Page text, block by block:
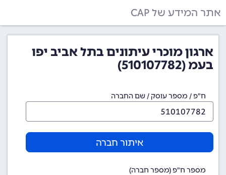
אתר המידע של CAP
ארגון מוכרי עיתונים בתל אביב יפו
בעמ (510107782)
ח"פ / מספר עוסק / שם החברה
איתור חברה
מספר ח"פ (מספר חברה)